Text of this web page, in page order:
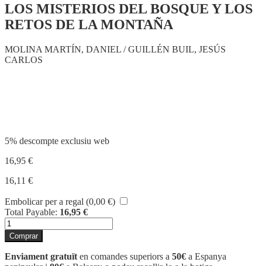
LOS MISTERIOS DEL BOSQUE Y LOS
RETOS DE LA MONTAÑA
MOLINA MARTÍN, DANIEL / GUILLÉN BUIL, JESÚS
CARLOS
5% descompte exclusiu web
16,95 €
16,11 €
Embolicar per a regal (0,00 €)
Total Payable: 16,95 €
quantitat
de
VIAJA
Y
PLANIFICA
Comprar
Enviament gratuït en comandes superiors a 50€ a Espanya